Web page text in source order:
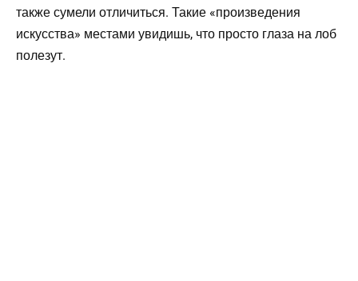
также сумели отличиться. Такие «произведения
искусства» местами увидишь, что просто глаза на лоб
полезут.